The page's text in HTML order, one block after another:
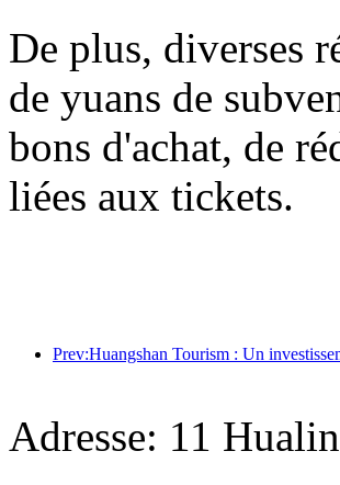
De plus, diverses
de yuans de
bons d'achat, de
liées aux tickets.
Adresse: 11